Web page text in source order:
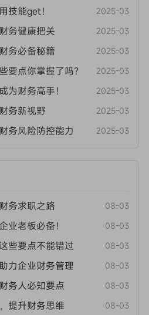
技能get！ 2025-03
务健康把关 2025-03
务必备秘籍 2025-03
要点你掌握了吗？ 2025-03
为财务高手！ 2025-03
务新视野 2025-03
务风险防控能力 2025-03
务求职之路 08-03
业老板必备！ 08-03
些要点不能错过 08-03
力企业财务管理 08-03
务人必知要点 08-03
提升财务思维 08-03